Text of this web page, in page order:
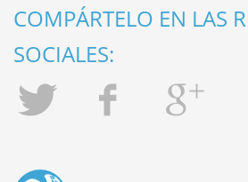
COMPÁRTELO EN LAS
SOCIALES: